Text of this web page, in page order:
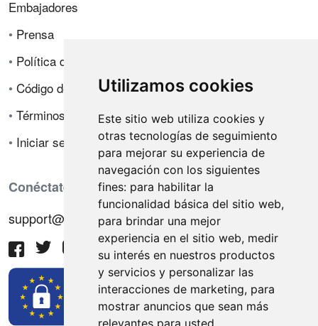
Utilizamos cookies
Este sitio web utiliza cookies y
otras tecnologías de seguimiento
para mejorar su experiencia de
navegación con los siguientes
fines: para habilitar la
funcionalidad básica del sitio web,
para brindar una mejor
experiencia en el sitio web, medir
su interés en nuestros productos
y servicios y personalizar las
interacciones de marketing, para
mostrar anuncios que sean más
relevantes para usted
Embajadores
• Prensa
• Política de privacidad
• Código de ética
• Términos de venta
• Iniciar sesión
Conéctate con nosotros
support@hiringnotes.com